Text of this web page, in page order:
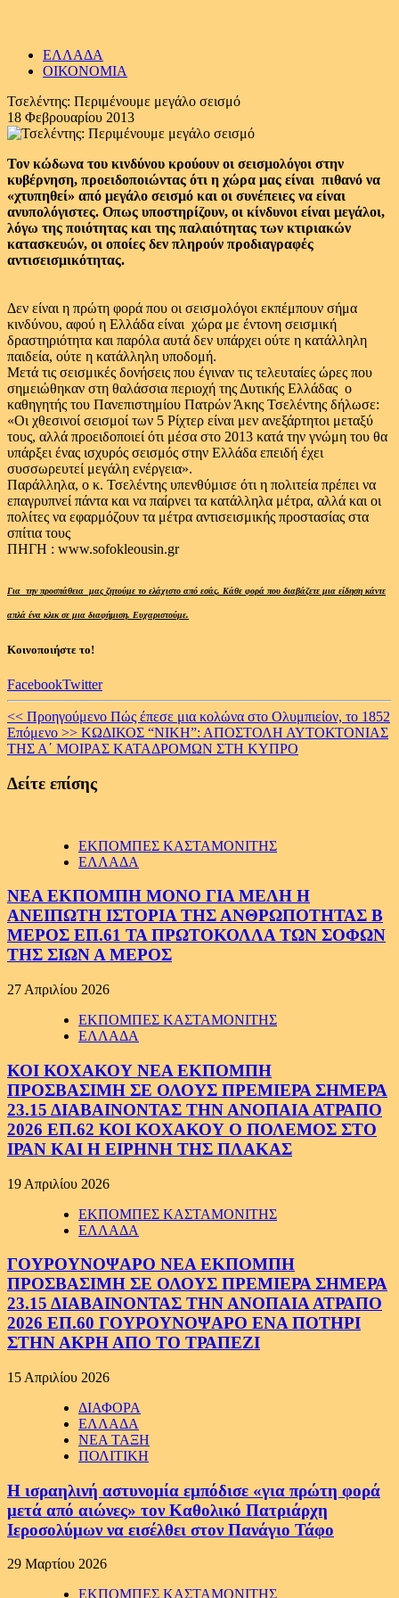
ΕΛΛΑΔΑ
ΟΙΚΟΝΟΜΙΑ
Τσελέντης: Περιμένουμε μεγάλο σεισμό
18 Φεβρουαρίου 2013
Τον κώδωνα του κινδύνου κρούουν οι σεισμολόγοι στην
κυβέρνηση, προειδοποιώντας ότι η χώρα μας είναι πιθανό να
«χτυπηθεί» από μεγάλο σεισμό και οι συνέπειες να είναι
ανυπολόγιστες. Οπως υποστηρίζουν, οι κίνδυνοι είναι μεγάλοι,
λόγω της ποιότητας και της παλαιότητας των κτιριακών
κατασκευών, οι οποίες δεν πληρούν προδιαγραφές
αντισεισμικότητας.
Δεν είναι η πρώτη φορά που οι σεισμολόγοι εκπέμπουν σήμα
κινδύνου, αφού η Ελλάδα είναι χώρα με έντονη σεισμική
δραστηριότητα και παρόλα αυτά δεν υπάρχει ούτε η κατάλληλη
παιδεία, ούτε η κατάλληλη υποδομή.
Μετά τις σεισμικές δονήσεις που έγιναν τις τελευταίες ώρες που
σημειώθηκαν στη θαλάσσια περιοχή της Δυτικής Ελλάδας ο
καθηγητής του Πανεπιστημίου Πατρών Άκης Τσελέντης δήλωσε:
«Οι χθεσινοί σεισμοί των 5 Ρίχτερ είναι μεν ανεξάρτητοι μεταξύ
τους, αλλά προειδοποιεί ότι μέσα στο 2013 κατά την γνώμη του θα
υπάρξει ένας ισχυρός σεισμός στην Ελλάδα επειδή έχει
συσσωρευτεί μεγάλη ενέργεια».
Παράλληλα, ο κ. Τσελέντης υπενθύμισε ότι η πολιτεία πρέπει να
επαγρυπνεί πάντα και να παίρνει τα κατάλληλα μέτρα, αλλά και οι
πολίτες να εφαρμόζουν τα μέτρα αντισεισμικής προστασίας στα
σπίτια τους
ΠΗΓΗ : www.sofokleousin.gr
Για την προσπάθεια μας ζητούμε το ελάχιστο από εσάς. Κάθε φορά που διαβάζετε μια είδηση κάντε
απλά ένα κλικ σε μια διαφήμιση. Ευχαριστούμε.
Κοινοποιήστε το!
FacebookTwitter
Continue
Reading
<< Προηγούμενο Πώς έπεσε μια κολώνα στο Ολυμπιείον, το 1852
Επόμενο >> ΚΩΔΙΚΟΣ “ΝΙΚΗ”: ΑΠΟΣΤΟΛΗ ΑΥΤΟΚΤΟΝΙΑΣ
ΤΗΣ Α΄ ΜΟΙΡΑΣ ΚΑΤΑΔΡΟΜΩΝ ΣΤΗ ΚΥΠΡΟ
Δείτε επίσης
ΕΚΠΟΜΠΕΣ ΚΑΣΤΑΜΟΝΙΤΗΣ
ΕΛΛΑΔΑ
ΝΕΑ ΕΚΠΟΜΠΗ ΜΟΝΟ ΓΙΑ ΜΕΛΗ Η
ΑΝΕΙΠΩΤΗ ΙΣΤΟΡΙΑ ΤΗΣ ΑΝΘΡΩΠΟΤΗΤΑΣ Β
ΜΕΡΟΣ ΕΠ.61 ΤΑ ΠΡΩΤΟΚΟΛΛΑ ΤΩΝ ΣΟΦΩΝ
ΤΗΣ ΣΙΩΝ Α ΜΕΡΟΣ
27 Απριλίου 2026
ΕΚΠΟΜΠΕΣ ΚΑΣΤΑΜΟΝΙΤΗΣ
ΕΛΛΑΔΑ
ΚΟΙ ΚΟΧΑΚΟΥ ΝΕΑ ΕΚΠΟΜΠΗ
ΠΡΟΣΒΑΣΙΜΗ ΣΕ ΟΛΟΥΣ ΠΡΕΜΙΕΡΑ ΣΗΜΕΡΑ
23.15 ΔΙΑΒΑΙΝΟΝΤΑΣ ΤΗΝ ΑΝΟΠΑΙΑ ΑΤΡΑΠΟ
2026 ΕΠ.62 ΚΟΙ ΚΟΧΑΚΟΥ Ο ΠΟΛΕΜΟΣ ΣΤΟ
ΙΡΑΝ ΚΑΙ Η ΕΙΡΗΝΗ ΤΗΣ ΠΛΑΚΑΣ
19 Απριλίου 2026
ΕΚΠΟΜΠΕΣ ΚΑΣΤΑΜΟΝΙΤΗΣ
ΕΛΛΑΔΑ
ΓΟΥΡΟΥΝΟΨΑΡΟ ΝΕΑ ΕΚΠΟΜΠΗ
ΠΡΟΣΒΑΣΙΜΗ ΣΕ ΟΛΟΥΣ ΠΡΕΜΙΕΡΑ ΣΗΜΕΡΑ
23.15 ΔΙΑΒΑΙΝΟΝΤΑΣ ΤΗΝ ΑΝΟΠΑΙΑ ΑΤΡΑΠΟ
2026 ΕΠ.60 ΓΟΥΡΟΥΝΟΨΑΡΟ ΕΝΑ ΠΟΤΗΡΙ
ΣΤΗΝ ΑΚΡΗ ΑΠΟ ΤΟ ΤΡΑΠΕΖΙ
15 Απριλίου 2026
ΔΙΑΦΟΡΑ
ΕΛΛΑΔΑ
ΝΕΑ ΤΑΞΗ
ΠΟΛΙΤΙΚΗ
Η ισραηλινή αστυνομία εμπόδισε «για πρώτη φορά
μετά από αιώνες» τον Καθολικό Πατριάρχη
Ιεροσολύμων να εισέλθει στον Πανάγιο Τάφο
29 Μαρτίου 2026
ΕΚΠΟΜΠΕΣ ΚΑΣΤΑΜΟΝΙΤΗΣ